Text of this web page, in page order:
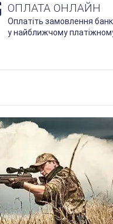
ОПЛАТА ОНЛАЙН
Оплатіть замовлення
у найближчому